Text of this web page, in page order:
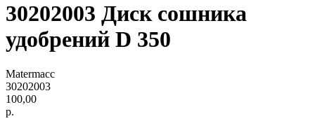
30202003 Диск сошника
удобрений D 350
Matermacc
30202003
100,00
р.